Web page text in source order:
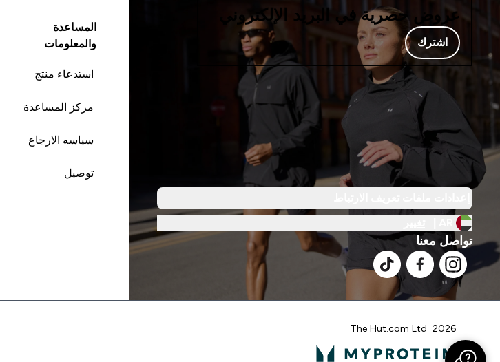
عروض حصرية في البريد الإلكتروني
اشترك
تواصل معنا
المساعدة
والمعلومات
استدعاء منتج
مركز المساعدة
سياسه الارجاع
توصيل
2026 The Hut.com Ltd